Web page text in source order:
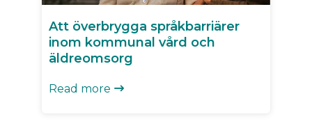
Att överbrygga språkbarriärer
inom kommunal vård och
äldreomsorg
Read more 